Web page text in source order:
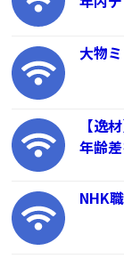
大物
【逸
年齢
NHK